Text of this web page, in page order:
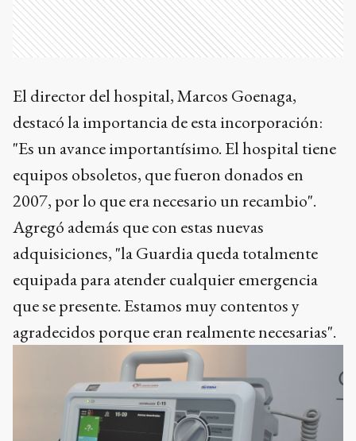
El director del hospital, Marcos Goenaga,
destacó la importancia de esta incorporación:
"Es un avance importantísimo. El hospital tiene
equipos obsoletos, que fueron donados en
2007, por lo que era necesario un recambio".
Agregó además que con estas nuevas
adquisiciones, "la Guardia queda totalmente
equipada para atender cualquier emergencia
que se presente. Estamos muy contentos y
agradecidos porque eran realmente necesarias".